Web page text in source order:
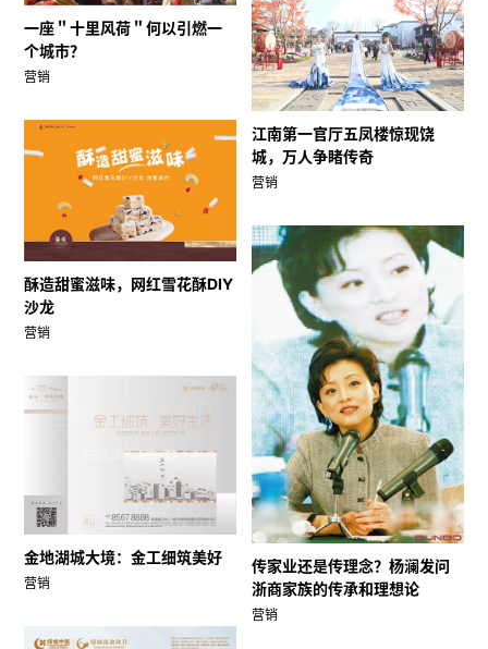
一座＂十里风荷＂何以引燃一
个城市？
营销
江南第一官厅五凤楼惊现饶
城，万人争睹传奇
营销
酥造甜蜜滋味，网红雪花酥DIY
沙龙
营销
传家业还是传理念？杨澜发问
浙商家族的传承和理想论
营销
金地湖城大境：金工细筑美好
营销